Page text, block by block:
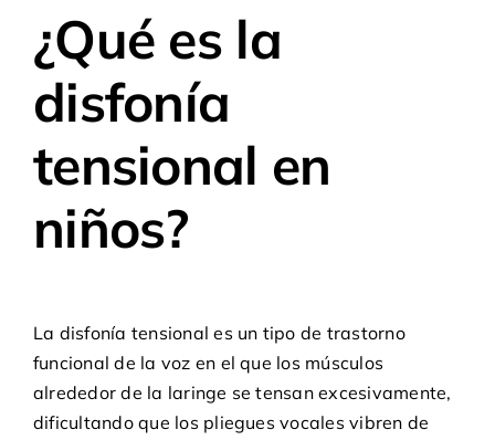
¿Qué es la
disfonía
tensional en
niños?
La disfonía tensional es un tipo de trastorno
funcional de la voz en el que los músculos
alrededor de la laringe se tensan excesivamente,
dificultando que los pliegues vocales vibren de